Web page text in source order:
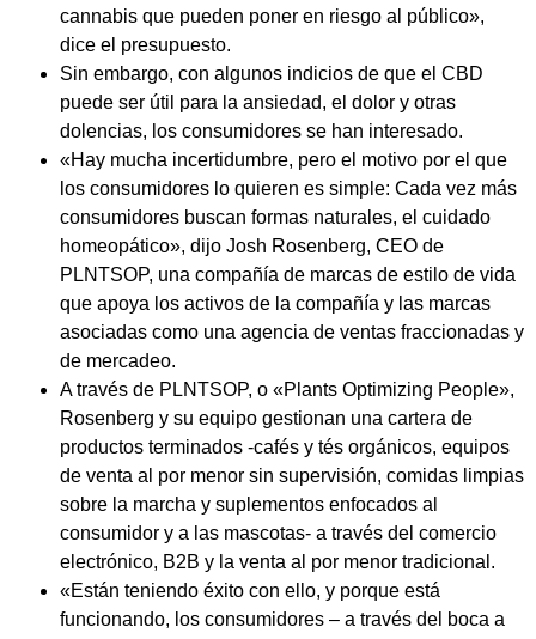
cannabis que pueden poner en riesgo al público»,
dice el presupuesto.
Sin embargo, con algunos indicios de que el CBD
puede ser útil para la ansiedad, el dolor y otras
dolencias, los consumidores se han interesado.
«Hay mucha incertidumbre, pero el motivo por el que
los consumidores lo quieren es simple: Cada vez más
consumidores buscan formas naturales, el cuidado
homeopático», dijo Josh Rosenberg, CEO de
PLNTSOP, una compañía de marcas de estilo de vida
que apoya los activos de la compañía y las marcas
asociadas como una agencia de ventas fraccionadas y
de mercadeo.
A través de PLNTSOP, o «Plants Optimizing People»,
Rosenberg y su equipo gestionan una cartera de
productos terminados -cafés y tés orgánicos, equipos
de venta al por menor sin supervisión, comidas limpias
sobre la marcha y suplementos enfocados al
consumidor y a las mascotas- a través del comercio
electrónico, B2B y la venta al por menor tradicional.
«Están teniendo éxito con ello, y porque está
funcionando, los consumidores – a través del boca a